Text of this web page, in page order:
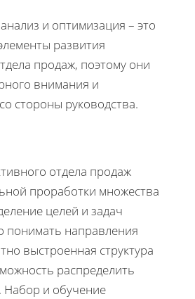
и оптимизация – это
развития
продаж, поэтому они
внимания и
стороны руководства.
отдела продаж
проработки множества
целей и задач
понимать направления
выстроенная структура
распределить
Набор и обучение